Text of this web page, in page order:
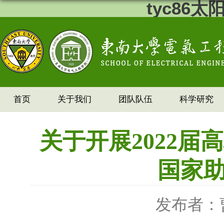
tyc86太
首页 关于我们 团队队伍 科学研究
关于开展2022届
国家
发布者：